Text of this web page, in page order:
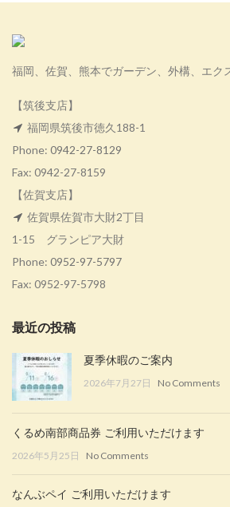
福岡、佐賀、熊本でガーデン、外構、エク
【筑後支店】
福岡県筑後市徳久188-1
Phone: 0942-27-8129
Fax: 0942-27-8159
【佐賀支店】
佐賀県佐賀市大財2丁目
1-15 グランピア大財
Phone: 0952-97-5797
Fax: 0952-97-5798
最近の投稿
夏季休暇のご案内
2026年7月27日 No Comments
くるめ南部商品券 ご利用いただけます
2026年5月25日 No Comments
なんぶペイ ご利用いただけます